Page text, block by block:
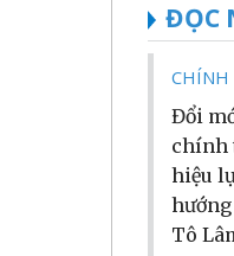
ĐỌC
CHÍNH
Đổi
chính
hiệu
hướng
Tô